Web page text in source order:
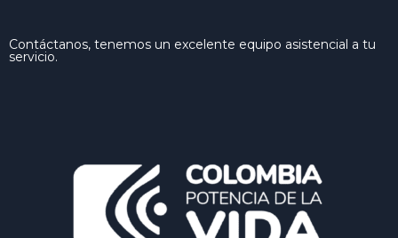
Contáctanos, tenemos un excelente equipo asistencial a tu
servicio.